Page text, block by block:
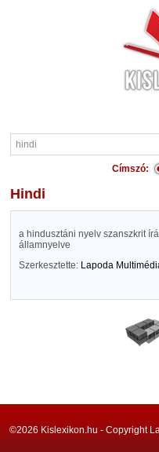
Címszó:
hindi
a hindusztáni nyelv szanszkrit
államnyelve
Szerkesztette: Lapoda
©2026 Kislexikon.hu - Copyright